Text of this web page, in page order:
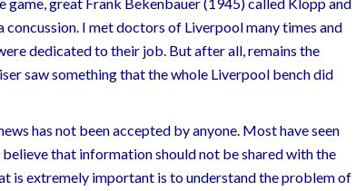
concussion. I met doctors of Liverpool many times and
dedicated to their job. But after all, remains the
saw something that the whole Liverpool bench did
has not been accepted by anyone. Most have seen
believe that information should not be shared with the
is extremely important is to understand the problem of